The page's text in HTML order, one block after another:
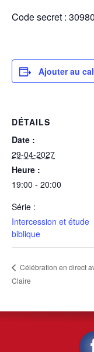
Code secret :
Ajouter au
DÉTAILS
Date :
29-04-2027
Heure :
19:00 - 20:00
Série :
Intercession et étude
biblique
Célébration en direct
Claire